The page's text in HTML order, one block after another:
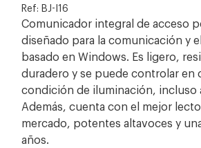
Ref: BJ-I16
Comunicador integral de acceso
diseñado para la comunicación y
basado en Windows. Es ligero,
duradero y se puede controlar en
condición de iluminación, incluso
Además, cuenta con el mejor
mercado, potentes altavoces y
años.